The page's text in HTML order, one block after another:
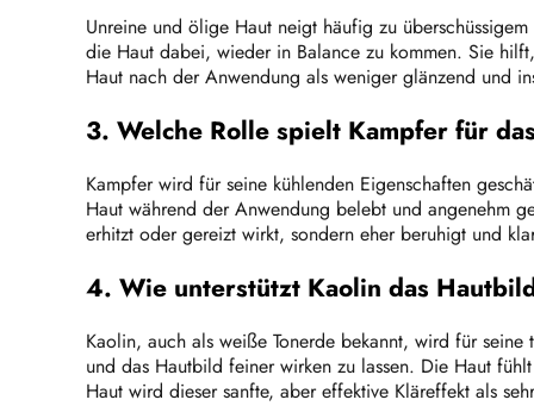
Unreine und ölige Haut neigt häufig zu
die Haut dabei, wieder in Balance zu kommen. Sie
Haut nach der Anwendung als weniger glänzend und
3. Welche Rolle spielt Kampfer für
Kampfer wird für seine kühlenden Eigenschaften
Haut während der Anwendung belebt und angenehm
erhitzt oder gereizt wirkt, sondern eher beruhigt und
4. Wie unterstützt Kaolin das
Kaolin, auch als weiße Tonerde bekannt, wird für
und das Hautbild feiner wirken zu lassen. Die Haut
Haut wird dieser sanfte, aber effektive Kläreffekt als